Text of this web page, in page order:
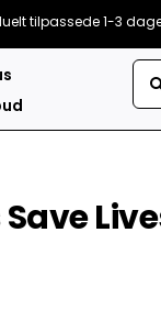
tilpassede 1-3
Søg
Save